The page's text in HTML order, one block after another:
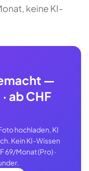
keine KI-
—
ab CHF
hochladen, KI
Kein KI-Wissen
69/Monat (Pro) ·